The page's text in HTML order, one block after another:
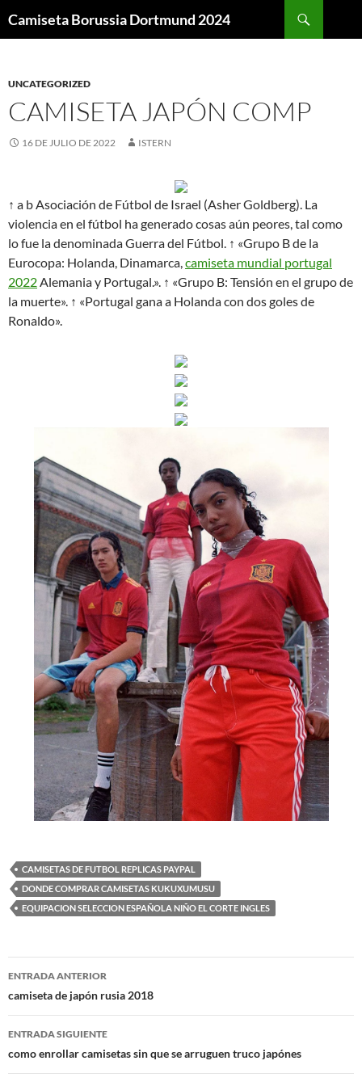
Camiseta Borussia Dortmund 2024
UNCATEGORIZED
CAMISETA JAPÓN COMP
16 DE JULIO DE 2022 ISTERN
↑ a b Asociación de Fútbol de Israel (Asher Goldberg). La
violencia en el fútbol ha generado cosas aún peores, tal como
lo fue la denominada Guerra del Fútbol. ↑ «Grupo B de la
Eurocopa: Holanda, Dinamarca,camiseta mundial portugal
2022Alemania y Portugal.». ↑ «Grupo B: Tensión en el grupo de
la muerte». ↑ «Portugal gana a Holanda con dos goles de
Ronaldo».
CAMISETAS DE FUTBOL REPLICAS PAYPAL
DONDE COMPRAR CAMISETAS KUKUXUMUSU
EQUIPACION SELECCION ESPAÑOLA NIÑO EL CORTE INGLES
Navegación
de
entradas
ENTRADA ANTERIOR
camiseta de japón rusia 2018
ENTRADA SIGUIENTE
como enrollar camisetas sin que se arruguen truco japónes